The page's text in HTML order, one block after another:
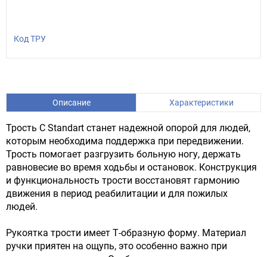
Код ТРУ
Описание Характеристики
Трость C Standart станет надежной опорой для людей,
которым необходима поддержка при передвижении.
Трость помогает разгрузить больную ногу, держать
равновесие во время ходьбы и остановок. Конструкция
и функциональность трости восстановят гармонию
движения в период реабилитации и для пожилых
людей.
Рукоятка трости имеет Т-образную форму. Материал
ручки приятен на ощупь, это особенно важно при